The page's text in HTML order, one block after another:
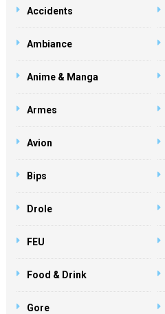
Accidents
Ambiance
Anime & Manga
Armes
Avion
Bips
Drole
FEU
Food & Drink
Gore